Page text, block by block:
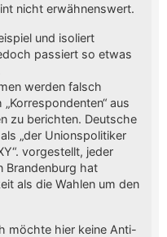
nicht erwähnenswert.
und isoliert
passiert so etwas
werden falsch
aus
zu berichten. Deutsche
„der Unionspolitiker
vorgestellt, jeder
Brandenburg hat
als die Wahlen um den
möchte hier keine Anti-